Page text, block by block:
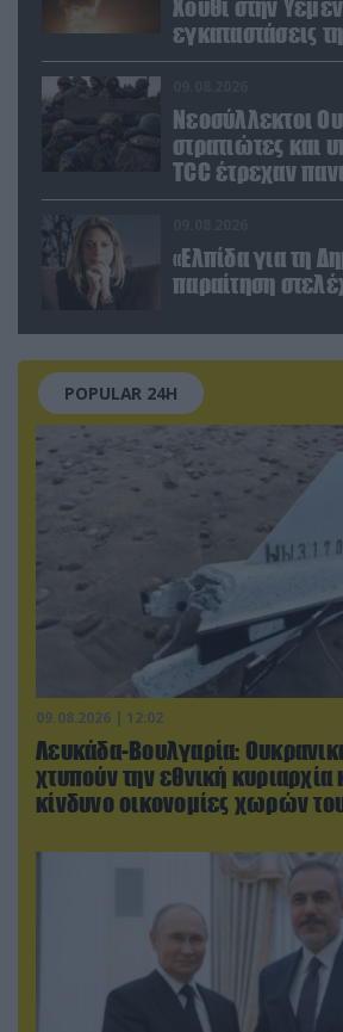
Χούθι στην
εγκαταστάσεις
(βίντεο)
Νεοσύλλεκτοι
στρατιώτες και
TCC έτρεχαν
αλλά…
«Ελπίδα για τη
παραίτηση
POPULAR 24H
09.08.2026 | 12:02
Λευκάδα-Βουλγαρία:
χτυπούν την εθνική κυριαρχία
κίνδυνο οικονομίες χωρών